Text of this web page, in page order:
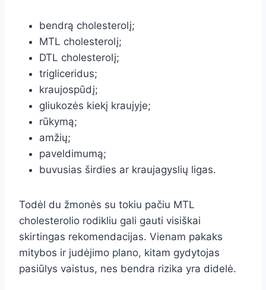
bendrą cholesterolį;
MTL cholesterolį;
DTL cholesterolį;
trigliceridus;
kraujospūdį;
gliukozės kiekį kraujyje;
rūkymą;
amžių;
paveldimumą;
buvusias širdies ar kraujagyslių ligas.
Todėl du žmonės su tokiu pačiu MTL
cholesterolio rodikliu gali gauti visiškai
skirtingas rekomendacijas. Vienam pakaks
mitybos ir judėjimo plano, kitam gydytojas
pasiūlys vaistus, nes bendra rizika yra didelė.